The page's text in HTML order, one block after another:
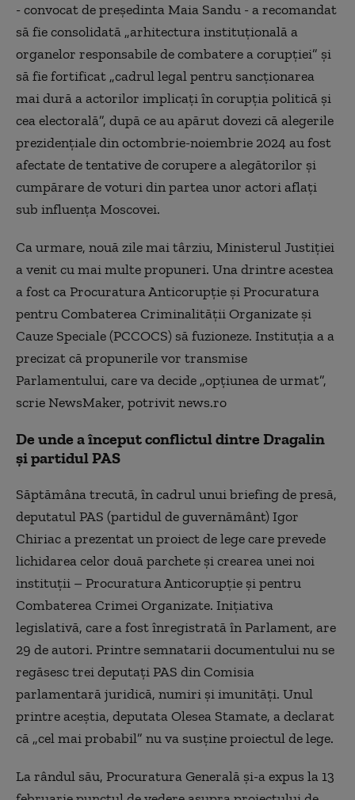
- convocat de preşedinta Maia Sandu - a recomandat
să fie consolidată „arhitectura instituţională a
organelor responsabile de combatere a corupţiei” şi
să fie fortificat „cadrul legal pentru sancţionarea
mai dură a actorilor implicaţi în corupţia politică şi
cea electorală”, după ce au apărut dovezi că alegerile
prezidenţiale din octombrie-noiembrie 2024 au fost
afectate de tentative de corupere a alegătorilor şi
cumpărare de voturi din partea unor actori aflaţi
sub influenţa Moscovei.
Ca urmare, nouă zile mai târziu, Ministerul Justiţiei
a venit cu mai multe propuneri. Una drintre acestea
a fost ca Procuratura Anticorupţie şi Procuratura
pentru Combaterea Criminalităţii Organizate şi
Cauze Speciale (PCCOCS) să fuzioneze. Instituţia a a
precizat că propunerile vor transmise
Parlamentului, care va decide „opţiunea de urmat”,
scrie NewsMaker, potrivit news.ro
De unde a început conflictul dintre Dragalin
și partidul PAS
Săptămâna trecută, în cadrul unui briefing de presă,
deputatul PAS (partidul de guvernământ) Igor
Chiriac a prezentat un proiect de lege care prevede
lichidarea celor două parchete şi crearea unei noi
instituţii – Procuratura Anticorupţie şi pentru
Combaterea Crimei Organizate. Iniţiativa
legislativă, care a fost înregistrată în Parlament, are
29 de autori. Printre semnatarii documentului nu se
regăsesc trei deputaţi PAS din Comisia
parlamentară juridică, numiri şi imunităţi. Unul
printre aceştia, deputata Olesea Stamate, a declarat
că „cel mai probabil” nu va susţine proiectul de lege.
La rândul său, Procuratura Generală şi-a expus la 13